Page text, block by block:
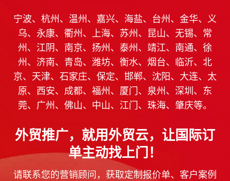
宁波、杭州、温州、嘉兴、海盐、台州、金华、义
乌、永康、衢州、上海、苏州、昆山、无锡、常
州、江阴、南京、扬州、泰州、靖江、南通、徐
州、济南、青岛、潍坊、衡水、烟台、临沂、北
京、天津、石家庄、保定、邯郸、沈阳、大连、太
原、西安、成都、福州、厦门、泉州、深圳、东
莞、广州、佛山、中山、江门、珠海、肇庆等。
外贸推广，就用外贸云，让国际订
单主动找上门！
请联系您的营销顾问，获取定制报价单、客户案例